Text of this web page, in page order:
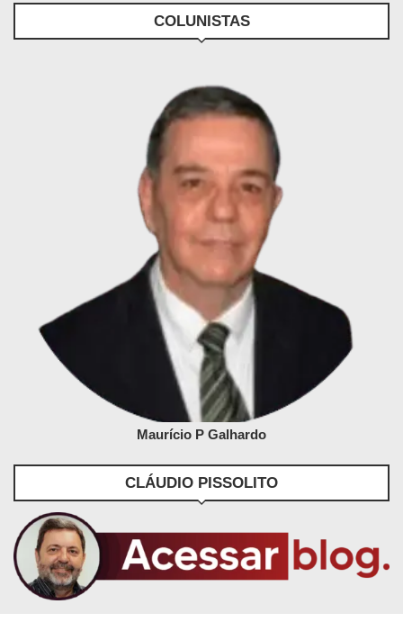
COLUNISTAS
Maurício P Galhardo
CLÁUDIO PISSOLITO